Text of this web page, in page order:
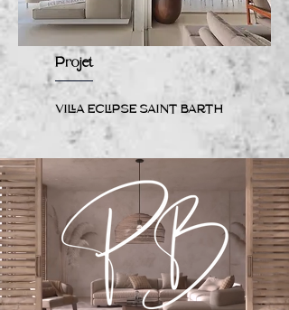
Projet
VILLA ECLIPSE SAINT BARTH